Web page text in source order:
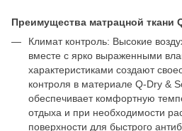
Преимущества матрацной ткани
Климат контроль: Высокие
вместе с ярко выраженными
характеристиками создают
контроля в материале Q-Dry &
обеспечивает комфортную
отдыха и при необходимости
поверхности для быстрого